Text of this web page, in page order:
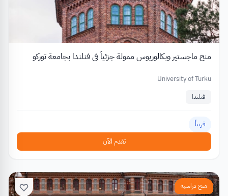
منح ماجستير وبكالوريوس ممولة جزئياً في فنلندا بجامعة توركو
University of Turku
فنلندا
قريباً
تقدم الآن
منح دراسية